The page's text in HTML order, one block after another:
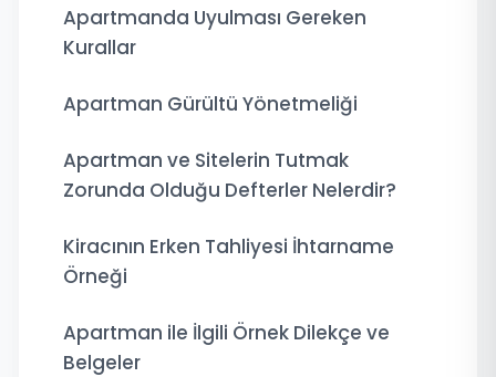
Apartmanda Uyulması Gereken
Kurallar
Apartman Gürültü Yönetmeliği
Apartman ve Sitelerin Tutmak
Zorunda Olduğu Defterler Nelerdir?
Kiracının Erken Tahliyesi İhtarname
Örneği
Apartman ile İlgili Örnek Dilekçe ve
Belgeler